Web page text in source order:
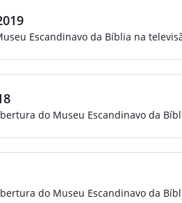
Escandinavo da Bíblia na
do Museu Escandinavo da
do Museu Escandinavo da